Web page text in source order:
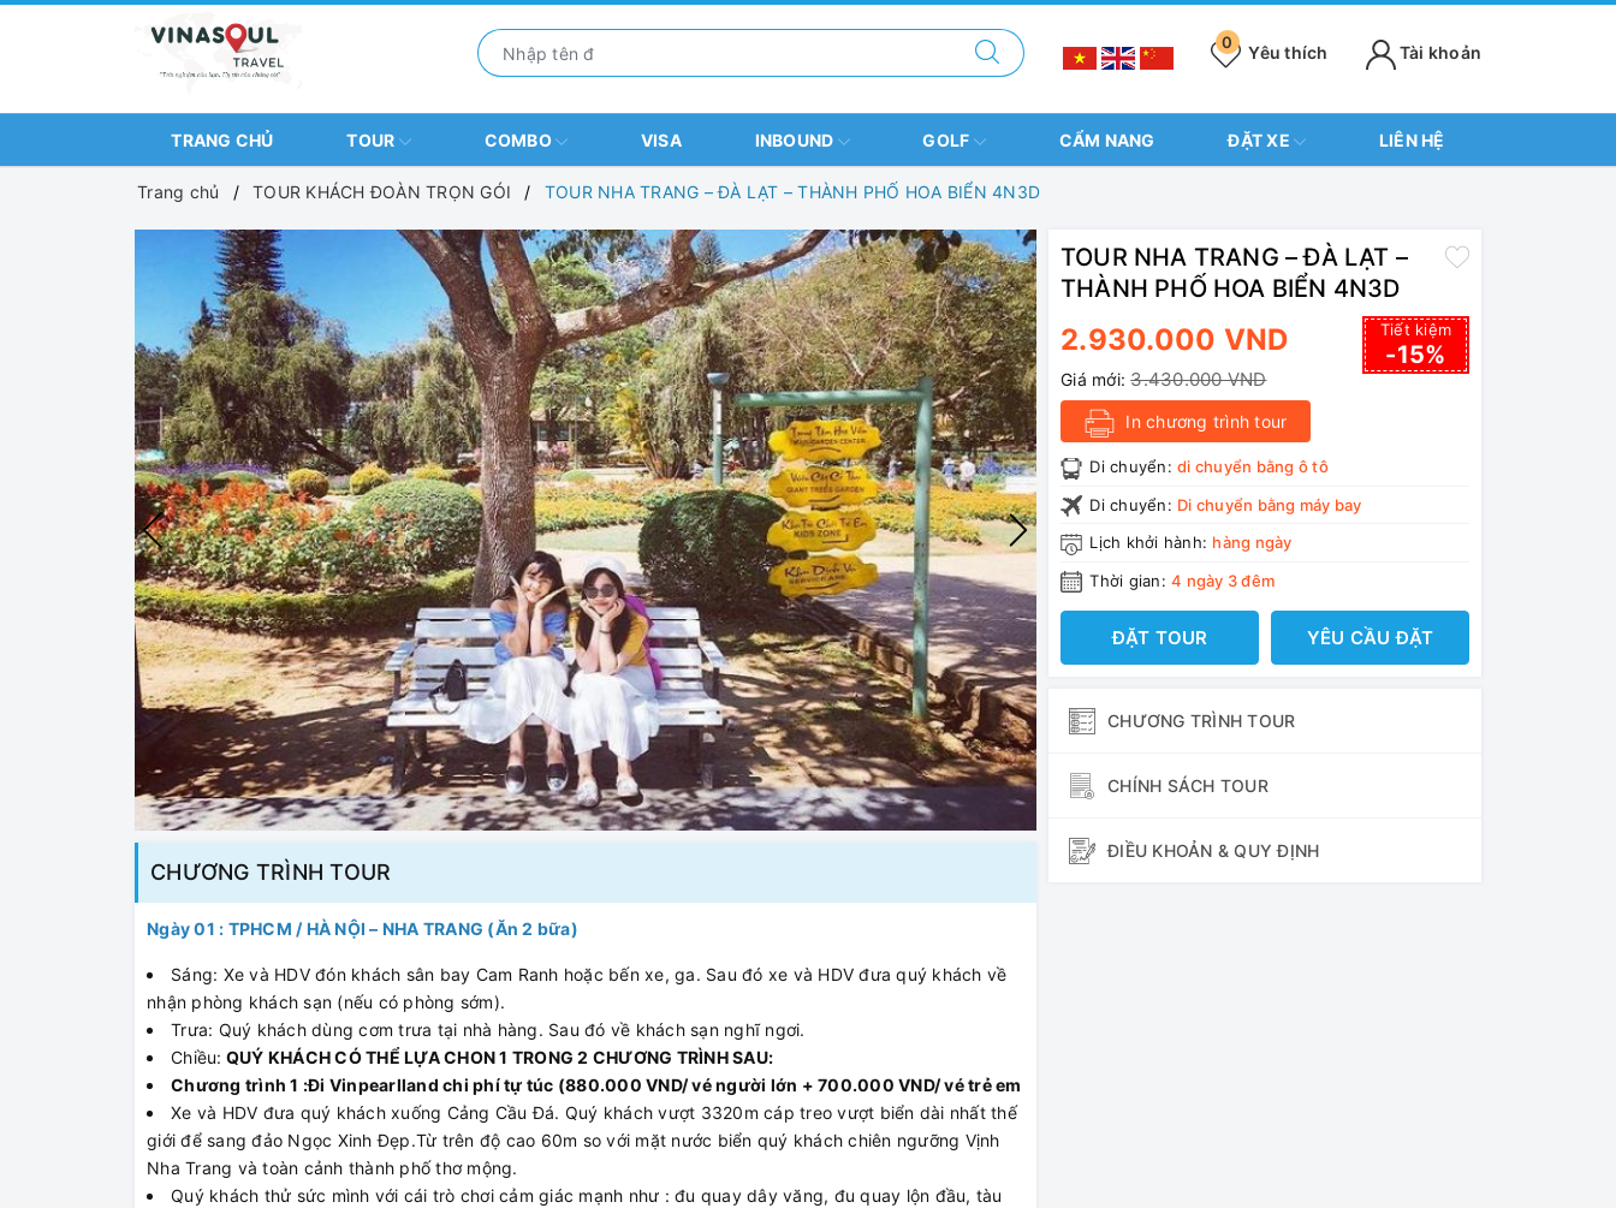
Yêu thích
0 Tài khoản
TRANG CHỦ TOUR COMBO VISA INBOUND GOLF CẨM NANG ĐẶT XE LIÊN HỆ
Trang chủ TOUR KHÁCH ĐOÀN TRỌN GÓI TOUR NHA TRANG – ĐÀ LẠT – THÀNH PHỐ HOA BIỂN 4N3D
CHƯƠNG TRÌNH TOUR
Ngày 01 : TPHCM / HÀ NỘI – NHA TRANG (Ăn 2 bữa)
Sáng: Xe và HDV đón khách sân bay Cam Ranh hoặc bến xe, ga. Sau đó xe và HDV đưa quý khách về
nhận phòng khách sạn (nếu có phòng sớm).
Trưa: Quý khách dùng cơm trưa tại nhà hàng. Sau đó về khách sạn nghĩ ngơi.
Chiều: QUÝ KHÁCH CÓ THỂ LỰA CHON 1 TRONG 2 CHƯƠNG TRÌNH SAU:
Chương trình 1 :Đi Vinpearlland chi phí tự túc (880.000 VND/ vé người lớn + 700.000 VND/ vé trẻ em
Xe và HDV đưa quý khách xuống Cảng Cầu Đá. Quý khách vượt 3320m cáp treo vượt biển dài nhất thế
giới để sang đảo Ngọc Xinh Đẹp.Từ trên độ cao 60m so với mặt nước biển quý khách chiên ngưỡng Vịnh
Nha Trang và toàn cảnh thành phố thơ mộng.
Quý khách thử sức mình với cái trò chơi cảm giác mạnh như : đu quay dây văng, đu quay lộn đầu, tàu
TOUR NHA TRANG – ĐÀ LẠT –
THÀNH PHỐ HOA BIỂN 4N3D
2.930.000 VND
Giá mới:3.430.000 VND
Tiết kiệm
-15%
In chương trình tour
Di chuyển: di chuyển bằng ô tô
Di chuyển: Di chuyển bằng máy bay
Lịch khởi hành: hàng ngày
Thời gian: 4 ngày 3 đêm
ĐẶT TOUR YÊU CẦU ĐẶT
CHƯƠNG TRÌNH TOUR
CHÍNH SÁCH TOUR
ĐIỀU KHOẢN & QUY ĐỊNH